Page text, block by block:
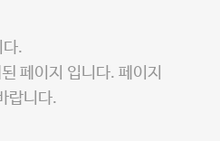
다.
페이지 입니다. 페이지
랍니다.